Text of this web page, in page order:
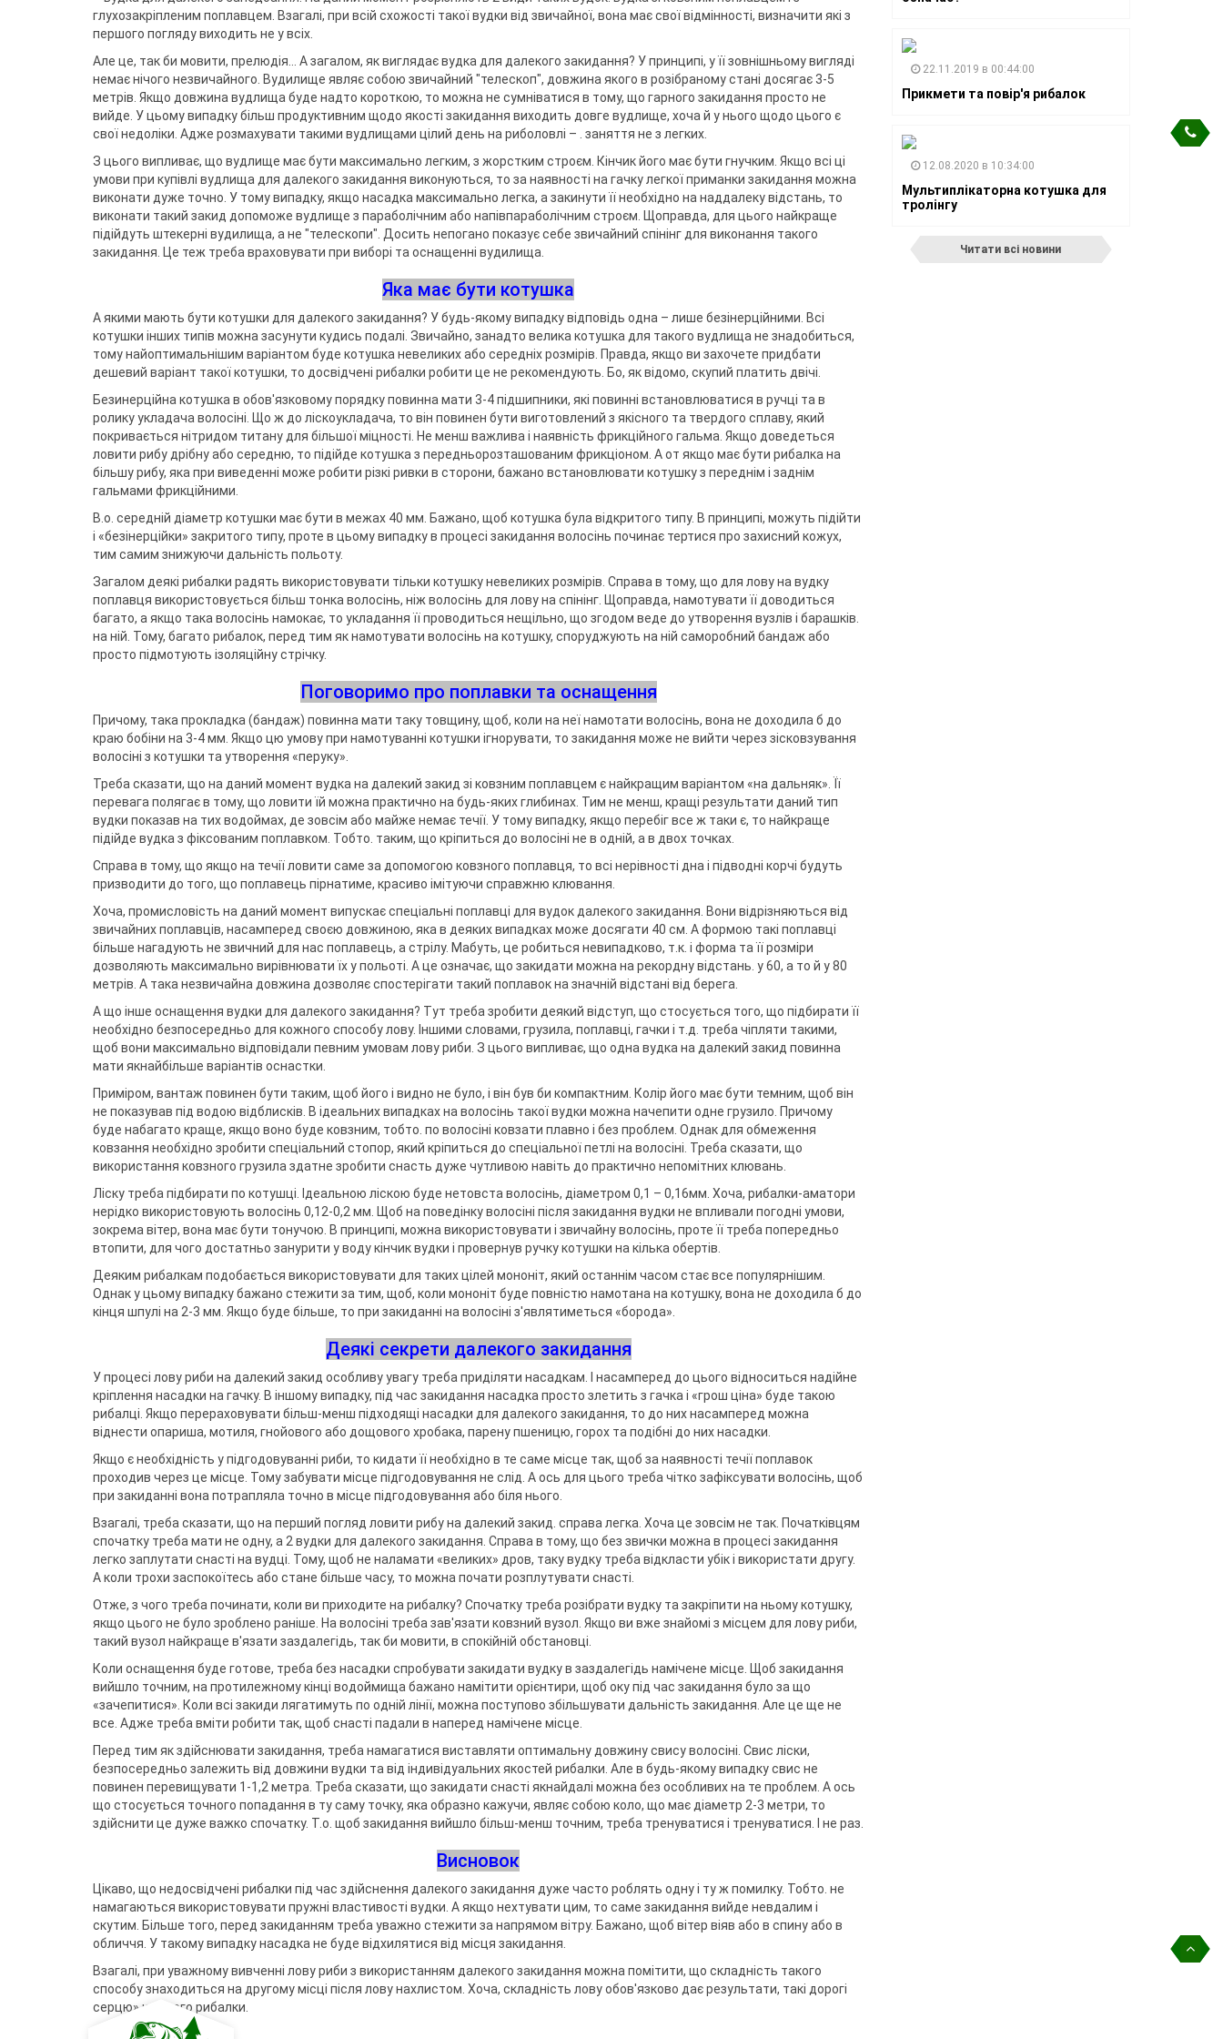
Чохли та сумки
спінінгіста
Грузила
Повідковий матеріал
Аксесуари для монтажу
Гачки фідерні
Сигналізатори клювання
Підставки
Бузбари
Аксесуари для підставок та
власників
Тримачі
Сіта
Джиг-ріг
Fanatik
Fisher Club
SinkFish
глухозакріпленим поплавцем. Взагалі, при всій схожості такої вудки від звичайної, вона має свої відмінності, визначити які з
першого погляду виходить не у всіх.
Але це, так би мовити, прелюдія… А загалом, як виглядає вудка для далекого закидання? У принципі, у її зовнішньому вигляді
немає нічого незвичайного. Вудилище являє собою звичайний "телескоп", довжина якого в розібраному стані досягає 3-5
метрів. Якщо довжина вудлища буде надто короткою, то можна не сумніватися в тому, що гарного закидання просто не
вийде. У цьому випадку більш продуктивним щодо якості закидання виходить довге вудлище, хоча й у нього щодо цього є
свої недоліки. Адже розмахувати такими вудлищами цілий день на риболовлі – . заняття не з легких.
З цього випливає, що вудлище має бути максимально легким, з жорстким строєм. Кінчик його має бути гнучким. Якщо всі ці
умови при купівлі вудлища для далекого закидання виконуються, то за наявності на гачку легкої приманки закидання можна
виконати дуже точно. У тому випадку, якщо насадка максимально легка, а закинути її необхідно на наддалеку відстань, то
виконати такий закид допоможе вудлище з параболічним або напівпараболічним строєм. Щоправда, для цього найкраще
підійдуть штекерні вудилища, а не "телескопи". Досить непогано показує себе звичайний спінінг для виконання такого
закидання. Це теж треба враховувати при виборі та оснащенні вудилища.
Яка має бути котушка
А якими мають бути котушки для далекого закидання? У будь-якому випадку відповідь одна – лише безінерційними. Всі
котушки інших типів можна засунути кудись подалі. Звичайно, занадто велика котушка для такого вудлища не знадобиться,
тому найоптимальнішим варіантом буде котушка невеликих або середніх розмірів. Правда, якщо ви захочете придбати
дешевий варіант такої котушки, то досвідчені рибалки робити це не рекомендують. Бо, як відомо, скупий платить двічі.
Безинерційна котушка в обов'язковому порядку повинна мати 3-4 підшипники, які повинні встановлюватися в ручці та в
ролику укладача волосіні. Що ж до ліскоукладача, то він повинен бути виготовлений з якісного та твердого сплаву, який
покривається нітридом титану для більшої міцності. Не менш важлива і наявність фрикційного гальма. Якщо доведеться
ловити рибу дрібну або середню, то підійде котушка з передньорозташованим фрикціоном. А от якщо має бути рибалка на
більшу рибу, яка при виведенні може робити різкі ривки в сторони, бажано встановлювати котушку з переднім і заднім
гальмами фрикційними.
В.о. середній діаметр котушки має бути в межах 40 мм. Бажано, щоб котушка була відкритого типу. В принципі, можуть підійти
і «безінерційки» закритого типу, проте в цьому випадку в процесі закидання волосінь починає тертися про захисний кожух,
тим самим знижуючи дальність польоту.
Загалом деякі рибалки радять використовувати тільки котушку невеликих розмірів. Справа в тому, що для лову на вудку
поплавця використовується більш тонка волосінь, ніж волосінь для лову на спінінг. Щоправда, намотувати її доводиться
багато, а якщо така волосінь намокає, то укладання її проводиться нещільно, що згодом веде до утворення вузлів і барашків.
на ній. Тому, багато рибалок, перед тим як намотувати волосінь на котушку, споруджують на ній саморобний бандаж або
просто підмотують ізоляційну стрічку.
Поговоримо про поплавки та оснащення
Причому, така прокладка (бандаж) повинна мати таку товщину, щоб, коли на неї намотати волосінь, вона не доходила б до
краю бобіни на 3-4 мм. Якщо цю умову при намотуванні котушки ігнорувати, то закидання може не вийти через зісковзування
волосіні з котушки та утворення «перуку».
Треба сказати, що на даний момент вудка на далекий закид зі ковзним поплавцем є найкращим варіантом «на дальняк». Її
перевага полягає в тому, що ловити їй можна практично на будь-яких глибинах. Тим не менш, кращі результати даний тип
вудки показав на тих водоймах, де зовсім або майже немає течії. У тому випадку, якщо перебіг все ж таки є, то найкраще
підійде вудка з фіксованим поплавком. Тобто. таким, що кріпиться до волосіні не в одній, а в двох точках.
Справа в тому, що якщо на течії ловити саме за допомогою ковзного поплавця, то всі нерівності дна і підводні корчі будуть
призводити до того, що поплавець пірнатиме, красиво імітуючи справжню клювання.
Хоча, промисловість на даний момент випускає спеціальні поплавці для вудок далекого закидання. Вони відрізняються від
звичайних поплавців, насамперед своєю довжиною, яка в деяких випадках може досягати 40 см. А формою такі поплавці
більше нагадують не звичний для нас поплавець, а стрілу. Мабуть, це робиться невипадково, т.к. і форма та її розміри
дозволяють максимально вирівнювати їх у польоті. А це означає, що закидати можна на рекордну відстань. у 60, а то й у 80
метрів. А така незвичайна довжина дозволяє спостерігати такий поплавок на значній відстані від берега.
А що інше оснащення вудки для далекого закидання? Тут треба зробити деякий відступ, що стосується того, що підбирати її
необхідно безпосередньо для кожного способу лову. Іншими словами, грузила, поплавці, гачки і т.д. треба чіпляти такими,
щоб вони максимально відповідали певним умовам лову риби. З цього випливає, що одна вудка на далекий закид повинна
мати якнайбільше варіантів оснастки.
Приміром, вантаж повинен бути таким, щоб його і видно не було, і він був би компактним. Колір його має бути темним, щоб він
не показував під водою відблисків. В ідеальних випадках на волосінь такої вудки можна начепити одне грузило. Причому
буде набагато краще, якщо воно буде ковзним, тобто. по волосіні ковзати плавно і без проблем. Однак для обмеження
ковзання необхідно зробити спеціальний стопор, який кріпиться до спеціальної петлі на волосіні. Треба сказати, що
використання ковзного грузила здатне зробити снасть дуже чутливою навіть до практично непомітних клювань.
Ліску треба підбирати по котушці. Ідеальною ліскою буде нетовста волосінь, діаметром 0,1 – 0,16мм. Хоча, рибалки-аматори
нерідко використовують волосінь 0,12-0,2 мм. Щоб на поведінку волосіні після закидання вудки не впливали погодні умови,
зокрема вітер, вона має бути тонучою. В принципі, можна використовувати і звичайну волосінь, проте її треба попередньо
втопити, для чого достатньо занурити у воду кінчик вудки і провернув ручку котушки на кілька обертів.
Деяким рибалкам подобається використовувати для таких цілей мононіт, який останнім часом стає все популярнішим.
Однак у цьому випадку бажано стежити за тим, щоб, коли мононіт буде повністю намотана на котушку, вона не доходила б до
кінця шпулі на 2-3 мм. Якщо буде більше, то при закиданні на волосіні з'являтиметься «борода».
Деякі секрети далекого закидання
У процесі лову риби на далекий закид особливу увагу треба приділяти насадкам. І насамперед до цього відноситься надійне
кріплення насадки на гачку. В іншому випадку, під час закидання насадка просто злетить з гачка і «грош ціна» буде такою
рибалці. Якщо перераховувати більш-менш підходящі насадки для далекого закидання, то до них насамперед можна
віднести опариша, мотиля, гнойового або дощового хробака, парену пшеницю, горох та подібні до них насадки.
Якщо є необхідність у підгодовуванні риби, то кидати її необхідно в те саме місце так, щоб за наявності течії поплавок
проходив через це місце. Тому забувати місце підгодовування не слід. А ось для цього треба чітко зафіксувати волосінь, щоб
при закиданні вона потрапляла точно в місце підгодовування або біля нього.
Взагалі, треба сказати, що на перший погляд ловити рибу на далекий закид. справа легка. Хоча це зовсім не так. Початківцям
спочатку треба мати не одну, а 2 вудки для далекого закидання. Справа в тому, що без звички можна в процесі закидання
легко заплутати снасті на вудці. Тому, щоб не наламати «великих» дров, таку вудку треба відкласти убік і використати другу.
А коли трохи заспокоїтесь або стане більше часу, то можна почати розплутувати снасті.
Отже, з чого треба починати, коли ви приходите на рибалку? Спочатку треба розібрати вудку та закріпити на ньому котушку,
якщо цього не було зроблено раніше. На волосіні треба зав'язати ковзний вузол. Якщо ви вже знайомі з місцем для лову риби,
такий вузол найкраще в'язати заздалегідь, так би мовити, в спокійній обстановці.
Коли оснащення буде готове, треба без насадки спробувати закидати вудку в заздалегідь намічене місце. Щоб закидання
вийшло точним, на протилежному кінці водоймища бажано намітити орієнтири, щоб оку під час закидання було за що
«зачепитися». Коли всі закиди лягатимуть по одній лінії, можна поступово збільшувати дальність закидання. Але це ще не
все. Адже треба вміти робити так, щоб снасті падали в наперед намічене місце.
Перед тим як здійснювати закидання, треба намагатися виставляти оптимальну довжину свису волосіні. Свис ліски,
безпосередньо залежить від довжини вудки та від індивідуальних якостей рибалки. Але в будь-якому випадку свис не
повинен перевищувати 1-1,2 метра. Треба сказати, що закидати снасті якнайдалі можна без особливих на те проблем. А ось
що стосується точного попадання в ту саму точку, яка образно кажучи, являє собою коло, що має діаметр 2-3 метри, то
здійснити це дуже важко спочатку. Т.о. щоб закидання вийшло більш-менш точним, треба тренуватися і тренуватися. І не раз.
Висновок
Цікаво, що недосвідчені рибалки під час здійснення далекого закидання дуже часто роблять одну і ту ж помилку. Тобто. не
намагаються використовувати пружні властивості вудки. А якщо нехтувати цим, то саме закидання вийде невдалим і
скутим. Більше того, перед закиданням треба уважно стежити за напрямом вітру. Бажано, щоб вітер віяв або в спину або в
обличчя. У такому випадку насадка не буде відхилятися від місця закидання.
Взагалі, при уважному вивченні лову риби з використанням далекого закидання можна помітити, що складність такого
способу знаходиться на другому місці після лову нахлистом. Хоча, складність лову обов'язково дає результати, такі дорогі
серцю» кожного рибалки.
22.11.2019 в 00:44:00
Прикмети та повір'я рибалок
12.08.2020 в 10:34:00
Мультиплікаторна котушка для
тролінгу
Читати всі новини